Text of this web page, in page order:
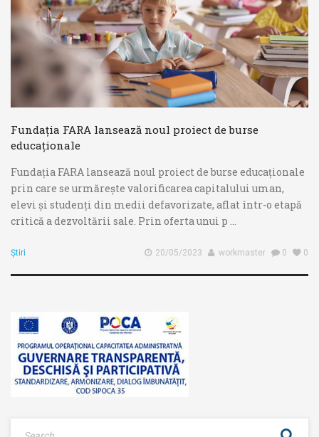
Fundația FARA lansează noul proiect de burse
educaționale
Fundația FARA lansează noul proiect de burse educaționale
prin care se urmărește valorificarea capitalului uman,
elevi și studenți din medii defavorizate, aflat într-o etapă
critică a dezvoltării sale. Prin oferta unui p ...
Știri 20/05/2023 workmaster 0 0